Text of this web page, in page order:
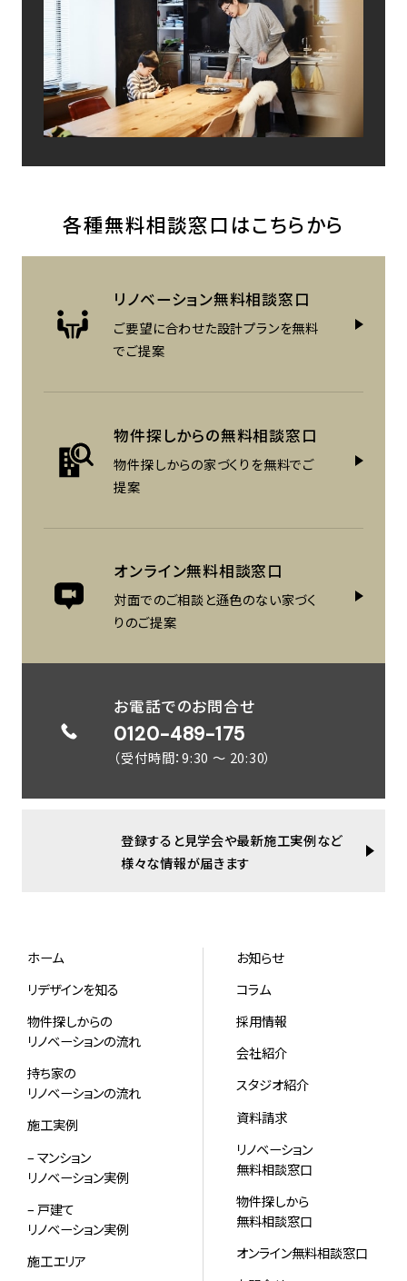
各種無料相談窓口はこちらから
リノベーション無料相談窓口
ご要望に合わせた設計プランを無料
でご提案
物件探しからの無料相談窓口
物件探しからの家づくりを無料でご
提案
オンライン無料相談窓口
対面でのご相談と遜色のない家づく
りのご提案
お電話でのお問合せ
0120-489-175
（受付時間：9:30 ～ 20:30）
登録すると見学会や最新施工実例など
様々な情報が届きます
ホーム
リデザインを知る
物件探しからの
リノベーションの流れ
持ち家の
リノベーションの流れ
施工実例
– マンション
リノベーション実例
– 戸建て
リノベーション実例
施工エリア
お知らせ
コラム
採用情報
会社紹介
スタジオ紹介
資料請求
リノベーション
無料相談窓口
物件探しから
無料相談窓口
オンライン無料相談窓口